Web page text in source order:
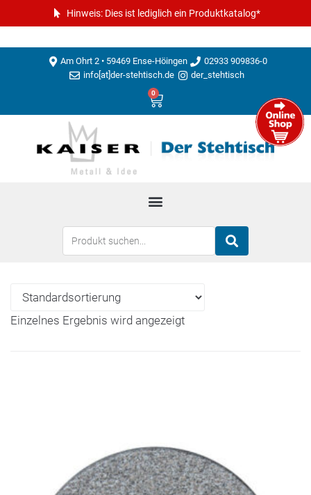
Hinweis: Dies ist lediglich ein Produktkatalog*
Am Ohrt 2 • 59469 Ense-Höingen
02933 909836-0
info[at]der-stehtisch.de
der_stehtisch
0
Einzelnes Ergebnis wird angezeigt